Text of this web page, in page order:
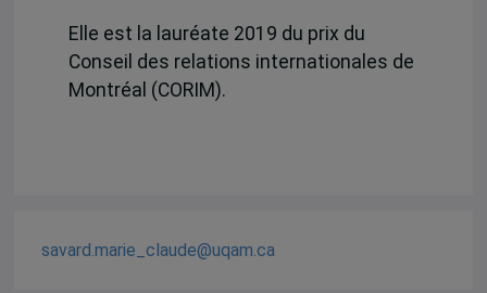
Elle est la lauréate 2019 du prix du
Conseil des relations internationales de
Montréal (CORIM).
savard.marie_claude@uqam.ca